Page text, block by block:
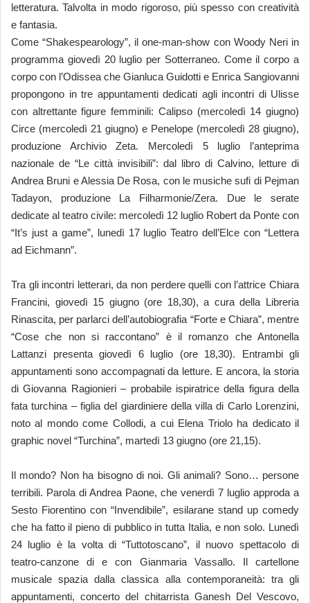
letteratura. Talvolta in modo rigoroso, più spesso con creatività
e fantasia.
Come “Shakespearology”, il one-man-show con Woody Neri in
programma giovedì 20 luglio per Sotterraneo. Come il corpo a
corpo con l’Odissea che Gianluca Guidotti e Enrica Sangiovanni
propongono in tre appuntamenti dedicati agli incontri di Ulisse
con altrettante figure femminili: Calipso (mercoledì 14 giugno)
Circe (mercoledì 21 giugno) e Penelope (mercoledì 28 giugno),
produzione Archivio Zeta. Mercoledì 5 luglio l’anteprima
nazionale de “Le città invisibili”: dal libro di Calvino, letture di
Andrea Bruni e Alessia De Rosa, con le musiche sufi di Pejman
Tadayon, produzione La Filharmonie/Zera. Due le serate
dedicate al teatro civile: mercoledì 12 luglio Robert da Ponte con
“It’s just a game”, lunedì 17 luglio Teatro dell’Elce con “Lettera
ad Eichmann”.
Tra gli incontri letterari, da non perdere quelli con l’attrice Chiara
Francini, giovedì 15 giugno (ore 18,30), a cura della Libreria
Rinascita, per parlarci dell’autobiografia “Forte e Chiara”, mentre
“Cose che non si raccontano” è il romanzo che Antonella
Lattanzi presenta giovedì 6 luglio (ore 18,30). Entrambi gli
appuntamenti sono accompagnati da letture. E ancora, la storia
di Giovanna Ragionieri – probabile ispiratrice della figura della
fata turchina – figlia del giardiniere della villa di Carlo Lorenzini,
noto al mondo come Collodi, a cui Elena Triolo ha dedicato il
graphic novel “Turchina”, martedì 13 giugno (ore 21,15).
Il mondo? Non ha bisogno di noi. Gli animali? Sono… persone
terribili. Parola di Andrea Paone, che venerdì 7 luglio approda a
Sesto Fiorentino con “Invendibile”, esilarane stand up comedy
che ha fatto il pieno di pubblico in tutta Italia, e non solo. Lunedì
24 luglio è la volta di “Tuttotoscano”, il nuovo spettacolo di
teatro-canzone di e con Gianmaria Vassallo. Il cartellone
musicale spazia dalla classica alla contemporaneità: tra gli
appuntamenti, concerto del chitarrista Ganesh Del Vescovo,